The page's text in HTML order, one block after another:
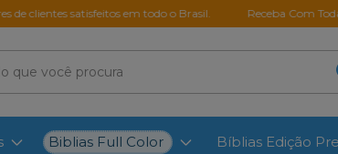
satisfeitos em todo o Brasil. Receba Com Toda
Biblias Full Color Bíblias Edição